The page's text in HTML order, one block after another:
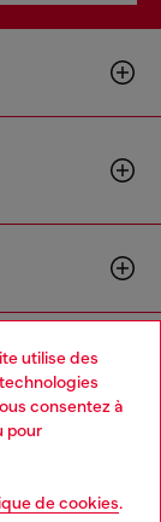
utilise des
consentez à
pour
de cookies.
it seems you